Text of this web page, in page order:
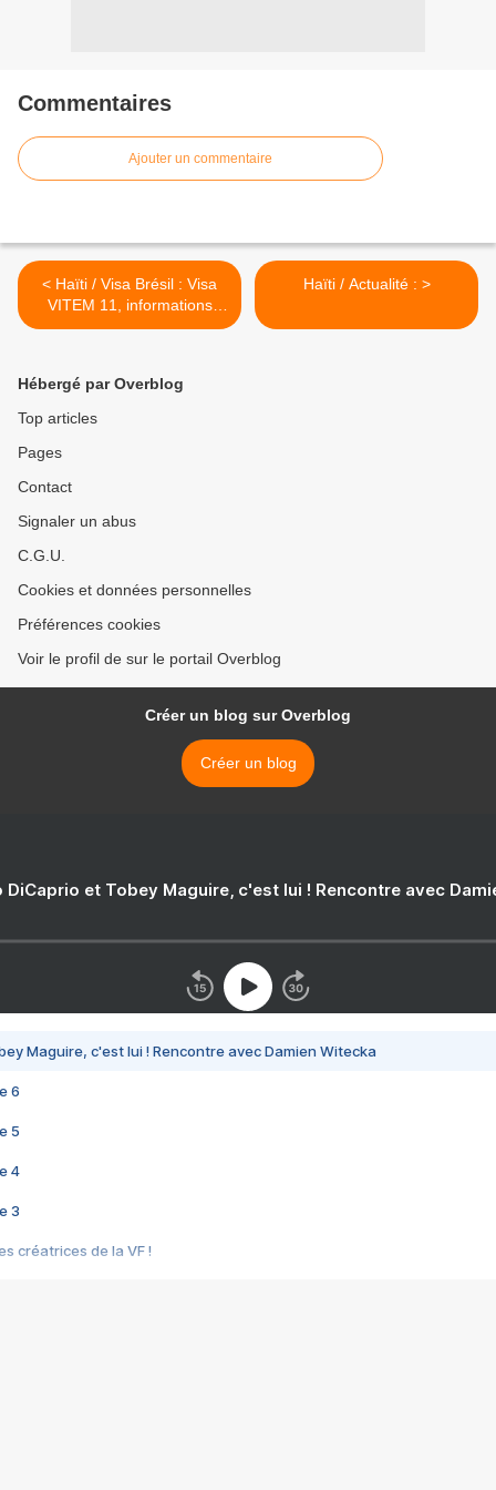
Commentaires
Ajouter un commentaire
< Haïti / Visa Brésil : Visa
VITEM 11, informations
importantes (rendez-vous
Haïti / Actualité : >
Hébergé par Overblog
Top articles
Pages
Contact
Signaler un abus
C.G.U.
Cookies et données personnelles
Préférences cookies
Voir le profil de sur le portail Overblog
Créer un blog sur Overblog
Créer un blog
DiCaprio et Tobey Maguire, c'est lui ! Rencontre avec
Maguire, c'est lui ! Rencontre avec Damien Witecka
6
5
4
3
créatrices de la VF !